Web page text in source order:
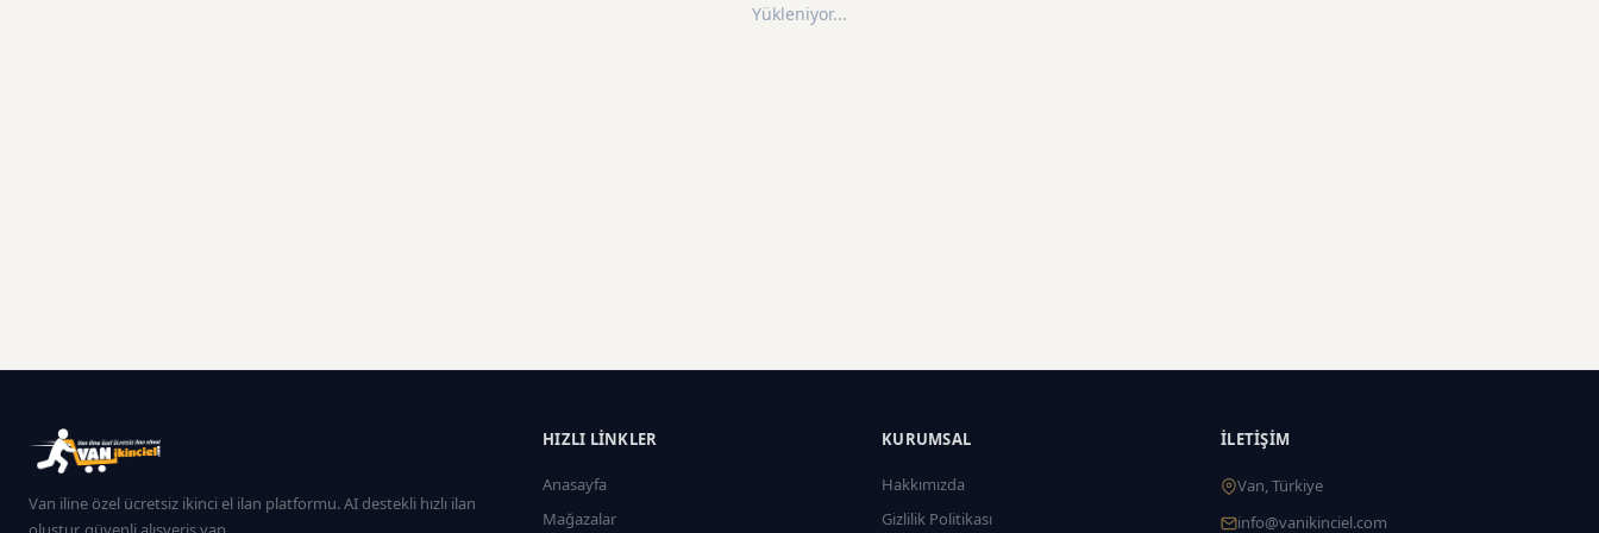
Yükleniyor...
Van iline özel ücretsiz ikinci el ilan platformu. AI destekli hızlı ilan
HIZLI LINKLER
Anasayfa
Mağazalar
KURUMSAL
Hakkımızda
Gizlilik Politikası
İLETIŞIM
Van, Türkiye
info@vanikinciel.com